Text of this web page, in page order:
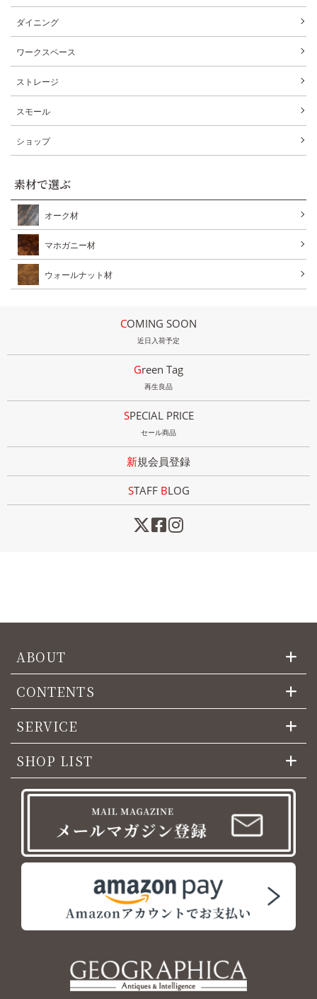
ダイニング
ワークスペース
ストレージ
スモール
ショップ
素材で選ぶ
オーク材
マホガニー材
ウォールナット材
COMING SOON
近日入荷予定
Green Tag
再生良品
SPECIAL PRICE
セール商品
新規会員登録
STAFF BLOG
ABOUT
CONTENTS
SERVICE
SHOP LIST